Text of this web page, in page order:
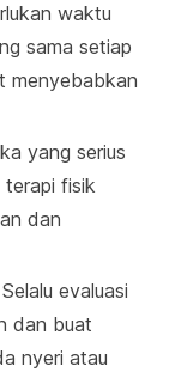
waktu
sama setiap
menyebabkan
yang serius
fisik
dan
evaluasi
dan buat
nyeri atau